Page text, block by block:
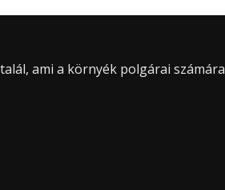
ami a környék polgárai